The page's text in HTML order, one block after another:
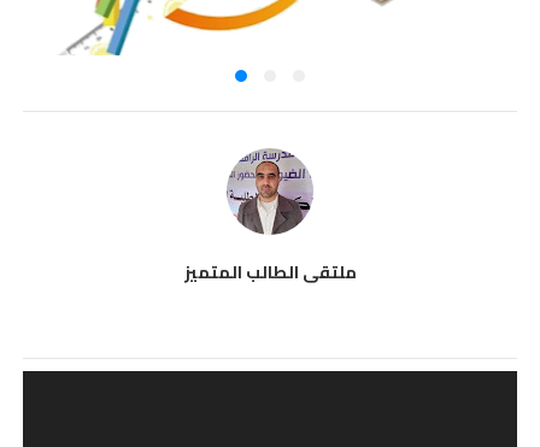
ملتقى الطالب المتميز